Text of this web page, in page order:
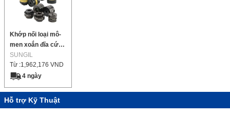
Khớp nối loại mô-
men xoắn đĩa cứng
(Sê-ri SHD)
SUNGIL
Từ :1,962,176 VND
4 ngày
Hỗ trợ Kỹ Thuật